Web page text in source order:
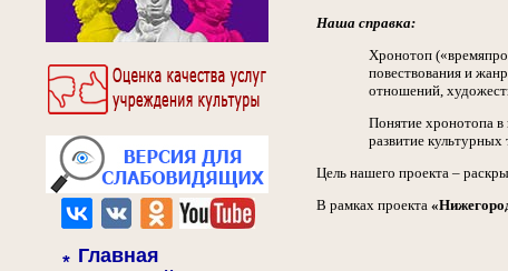
Главная
Наша справка:
Хронотоп
повествования и
отношений,
Понятие хронотопа в
развитие
Цель нашего проекта –
В рамках проекта